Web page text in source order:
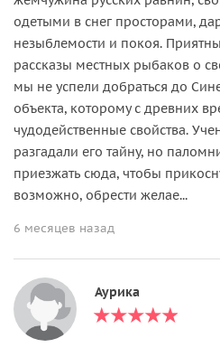
одетыми в снег просторами,
незыблемости и покоя.
рассказы местных рыбаков о
мы не успели добраться до
объекта, которому с древних
чудодейственные свойства.
разгадали его тайну, но
приезжать сюда, чтобы
возможно, обрести желае...
6 месяцев назад
Аурика